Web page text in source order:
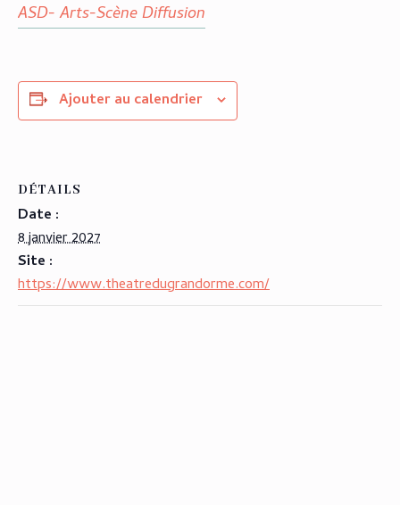
ASD- Arts-Scène Diffusion
Ajouter au calendrier
DÉTAILS
Date :
8 janvier 2027
Site :
https://www.theatredugrandorme.com/